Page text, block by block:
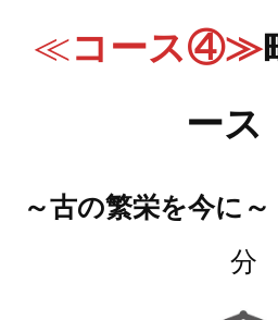
≪コース④≫
ース
～古の繁栄を今に～
分